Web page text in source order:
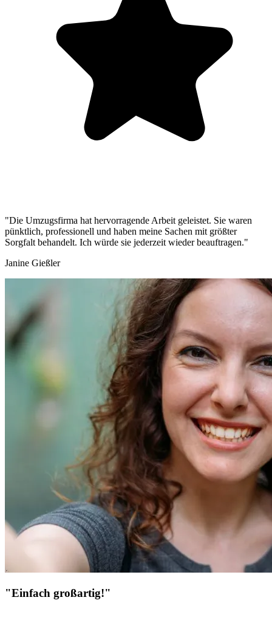
"Die Umzugsfirma hat hervorragende Arbeit geleistet. Sie waren
pünktlich, professionell und haben meine Sachen mit größter
Sorgfalt behandelt. Ich würde sie jederzeit wieder beauftragen."
Janine Gießler
"Einfach großartig!"